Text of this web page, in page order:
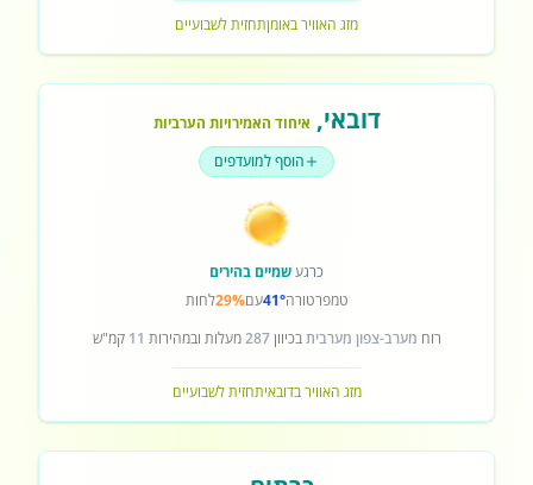
מזג האוויר באומןתחזית לשבועיים
דובאי, איחוד האמירויות הערביות
הוסף למועדפים
כרגעשמיים בהירים
טמפרטורה41°עם29%לחות
רוח מערב-צפון מערביתבכיוון287מעלות ובמהירות 11 קמ"ש
מזג האוויר בדובאיתחזית לשבועיים